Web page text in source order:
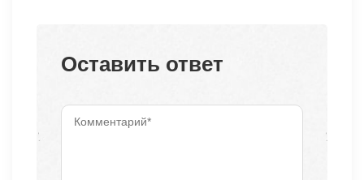
Оставить ответ